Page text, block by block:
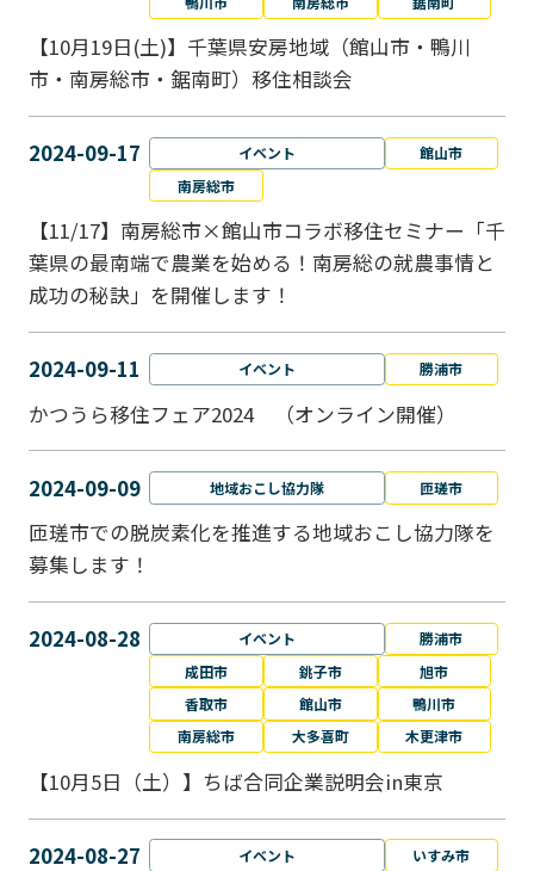
【10月19日(土)】千葉県安房地域（館山市・鴨川
市・南房総市・鋸南町）移住相談会
2024-09-17 イベント
館山市
南房総市
【11/17】南房総市×館山市コラボ移住セミナー「千
葉県の最南端で農業を始める！南房総の就農事情と
成功の秘訣」を開催します！
2024-09-11 イベント 勝浦市
かつうら移住フェア2024 （オンライン開催）
2024-09-09 地域おこし協力隊 匝瑳市
匝瑳市での脱炭素化を推進する地域おこし協⼒隊を
募集します！
2024-08-28 イベント
勝浦市
成田市
銚子市
旭市
香取市
館山市
鴨川市
南房総市
大多喜町 木更津市
【10月5日（土）】ちば合同企業説明会in東京
2024-08-27 イベント いすみ市